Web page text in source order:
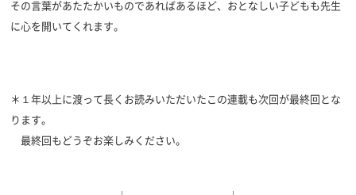
その言葉があたたかいものであればあるほど、おとなしい子どもも先生
に心を開いてくれます。
＊１年以上に渡って長くお読みいただいたこの連載も次回が最終回とな
ります。
最終回もどうぞお楽しみください。